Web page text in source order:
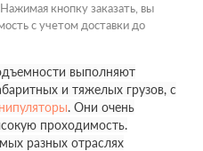
кнопку заказать, вы
с учетом доставки до
выполняют
и тяжелых грузов, с
. Они очень
проходимость.
разных отраслях